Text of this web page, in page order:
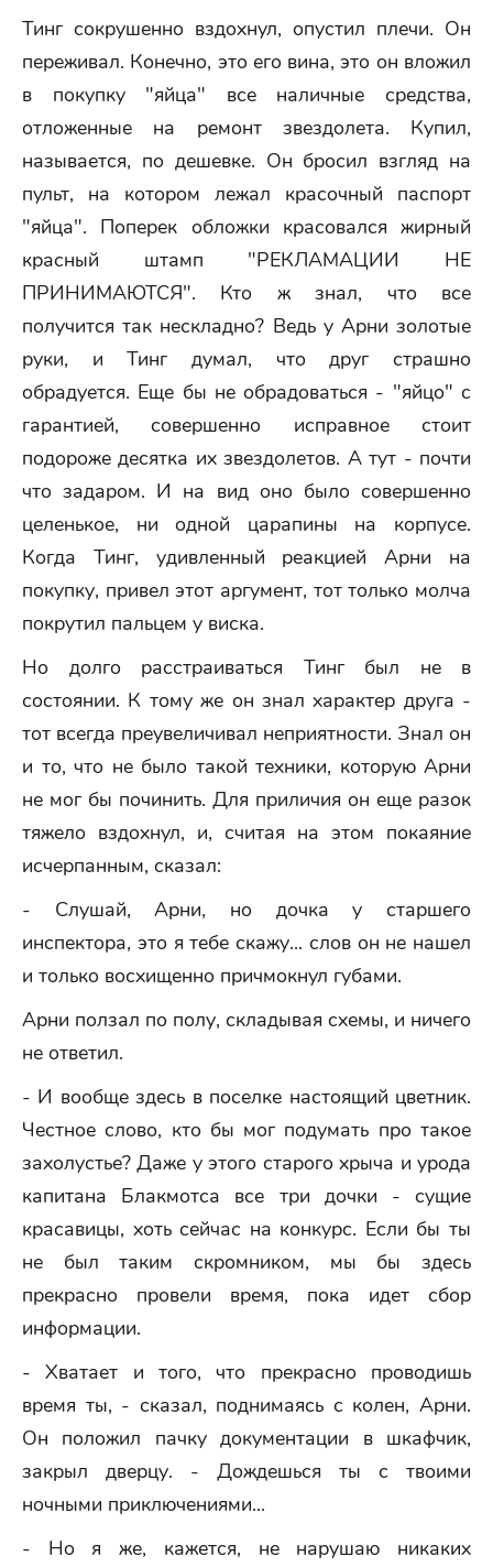
Тинг сокрушенно вздохнул, опустил плечи. Он
переживал. Конечно, это его вина, это он вложил
в покупку "яйца" все наличные средства,
отложенные на ремонт звездолета. Купил,
называется, по дешевке. Он бросил взгляд на
пульт, на котором лежал красочный паспорт
"яйца". Поперек обложки красовался жирный
красный штамп "РЕКЛАМАЦИИ НЕ
ПРИНИМАЮТСЯ". Кто ж знал, что все
получится так нескладно? Ведь у Арни золотые
руки, и Тинг думал, что друг страшно
обрадуется. Еще бы не обрадоваться - "яйцо" с
гарантией, совершенно исправное стоит
подороже десятка их звездолетов. А тут - почти
что задаром. И на вид оно было совершенно
целенькое, ни одной царапины на корпусе.
Когда Тинг, удивленный реакцией Арни на
покупку, привел этот аргумент, тот только молча
покрутил пальцем у виска.
Но долго расстраиваться Тинг был не в
состоянии. К тому же он знал характер друга -
тот всегда преувеличивал неприятности. Знал он
и то, что не было такой техники, которую Арни
не мог бы починить. Для приличия он еще разок
тяжело вздохнул, и, считая на этом покаяние
исчерпанным, сказал:
- Слушай, Арни, но дочка у старшего
инспектора, это я тебе скажу... слов он не нашел
и только восхищенно причмокнул губами.
Арни ползал по полу, складывая схемы, и ничего
не ответил.
- И вообще здесь в поселке настоящий цветник.
Честное слово, кто бы мог подумать про такое
захолустье? Даже у этого старого хрыча и урода
капитана Блакмотса все три дочки - сущие
красавицы, хоть сейчас на конкурс. Если бы ты
не был таким скромником, мы бы здесь
прекрасно провели время, пока идет сбор
информации.
- Хватает и того, что прекрасно проводишь
время ты, - сказал, поднимаясь с колен, Арни.
Он положил пачку документации в шкафчик,
закрыл дверцу. - Дождешься ты с твоими
ночными приключениями...
- Но я же, кажется, не нарушаю никаких